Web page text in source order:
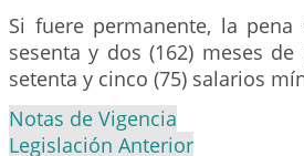
Si fuere permanente, la
sesenta y dos (162) meses
setenta y cinco (75) salarios
Notas de Vigencia
Legislación Anterior